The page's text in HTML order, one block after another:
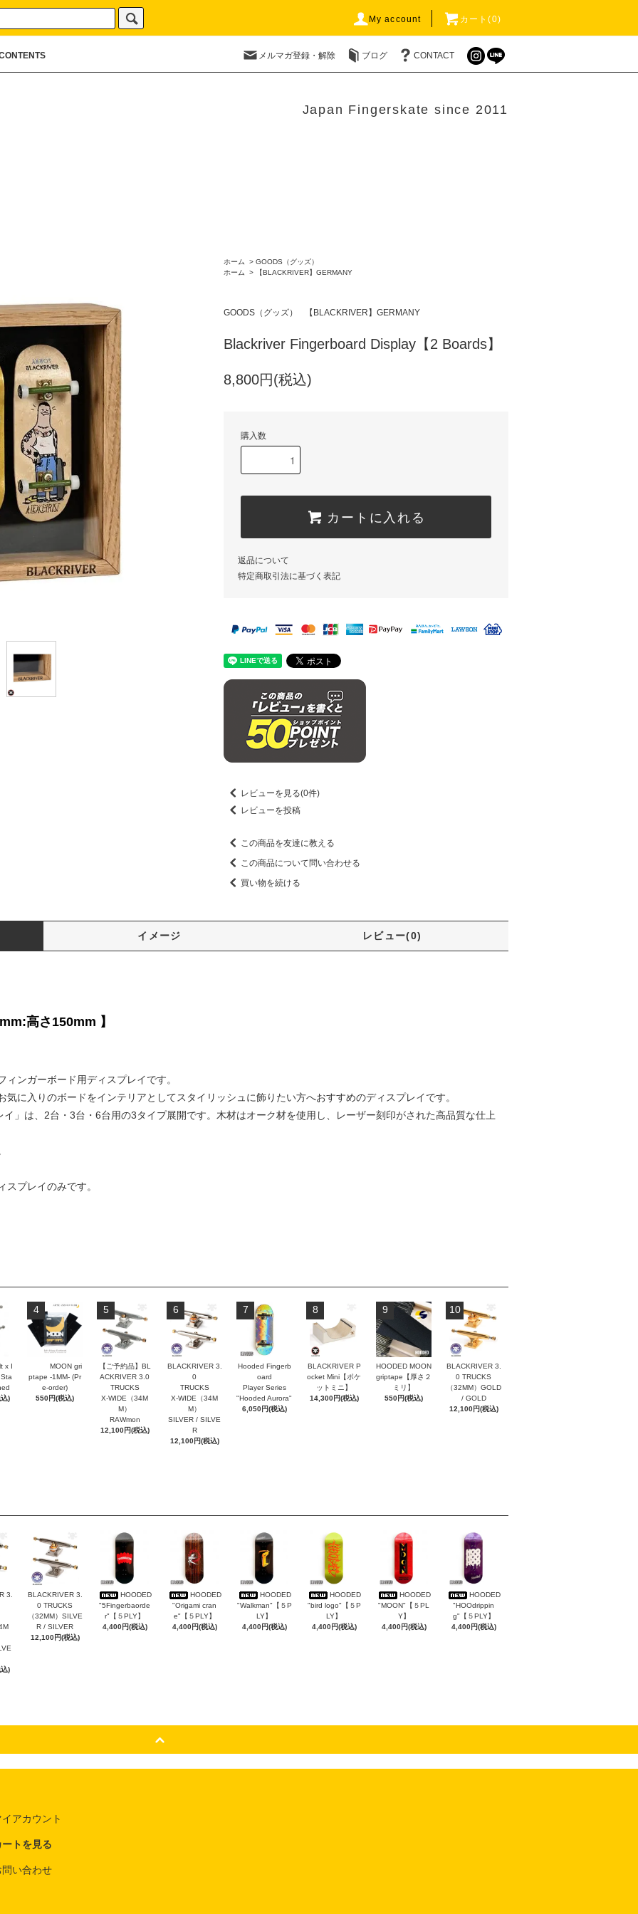
My account カート(0)
メルマガ登録・解除 ブログ CONTACT
Japan Fingerskate since 2011
ホーム > GOODS（グッズ）
ホーム
> 【BLACKRIVER】GERMANY
GOODS（グッズ） 【BLACKRIVER】GERMANY
Blackriver Fingerboard Display【2 Boards】
8,800円(税込)
購入数
カートに入れる
返品について
特定商取引法に基づく表記
レビューを見る(0件)
レビューを投稿
この商品を友達に教える
この商品について問い合わせる
買い物を続ける
イメージ レビュー(0)
高さ150mm 】
ンガーボード用ディスプレイです。
に入りのボードをインテリアとしてスタイリッシュに飾りたい方へおすすめのディスプレイです。
」は、2台・3台・6台用の3タイプ展開です。木材はオーク材を使用し、レーザー刻印がされた高品質な仕上
プレイのみです。
x I
)
4
MOON gri
ptape -1MM- (Pr
e-order)
550円(税込)
5
【ご予約品】BL
ACKRIVER 3.0
TRUCKS
X-WIDE（34M
M）
RAWmon
12,100円(税込)
6
BLACKRIVER 3.
0
TRUCKS
X-WIDE（34M
M）
SILVER / SILVE
R
12,100円(税込)
7
Hooded Fingerb
oard
Player Series
"Hooded Aurora"
6,050円(税込)
8
BLACKRIVER P
ocket Mini【ポケ
ットミニ】
14,300円(税込)
9
HOODED MOON
griptape【厚さ２
ミリ】
550円(税込)
10
BLACKRIVER 3.
0 TRUCKS
（32MM）GOLD
/ GOLD
12,100円(税込)
3.
)
BLACKRIVER 3.
0 TRUCKS
（32MM）SILVE
R / SILVER
12,100円(税込)
HOODED
"5Fingerbaorde
r"【５PLY】
4,400円(税込)
HOODED
"Origami cran
e"【５PLY】
4,400円(税込)
HOODED
"Walkman"【５P
LY】
4,400円(税込)
HOODED
"bird logo"【５P
LY】
4,400円(税込)
HOODED
"MOON"【５PL
Y】
4,400円(税込)
HOODED
"HOOdrippin
g"【５PLY】
4,400円(税込)
アカウント
ートを見る
問い合わせ